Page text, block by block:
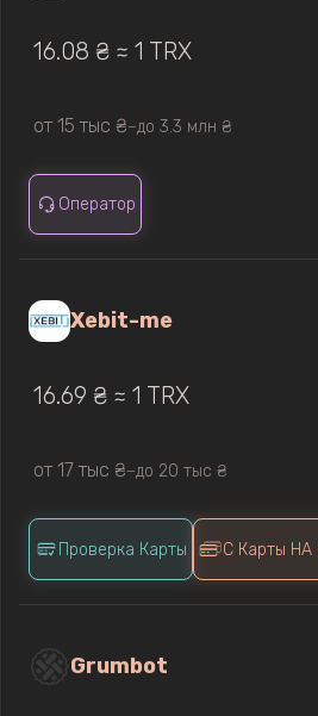
16.08 ₴ ≈ 1 TRX
от 15 тыс ₴—до 3.3 млн ₴
Оператор
Xebit-me
16.69 ₴ ≈ 1 TRX
от 17 тыс ₴—до 20 тыс ₴
Проверка Карты С Карты НА
Grumbot